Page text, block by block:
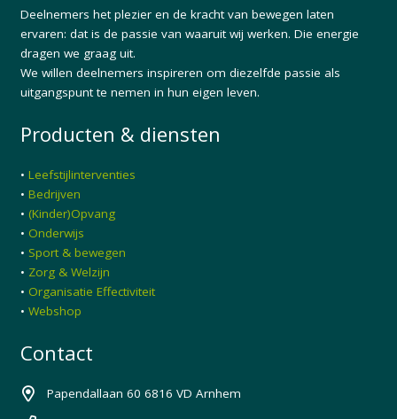
Deelnemers het plezier en de kracht van bewegen laten
ervaren: dat is de passie van waaruit wij werken. Die energie
dragen we graag uit.
We willen deelnemers inspireren om diezelfde passie als
uitgangspunt te nemen in hun eigen leven.
Producten & diensten
• Leefstijlinterventies
• Bedrijven
• (Kinder)Opvang
• Onderwijs
• Sport & bewegen
• Zorg & Welzijn
• Organisatie Effectiviteit
• Webshop
Contact
Papendallaan 60 6816 VD Arnhem